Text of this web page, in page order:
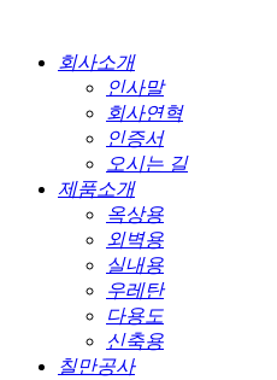
회사소개
인사말
회사연혁
인증서
오시는 길
제품소개
옥상용
외벽용
실내용
우레탄
다용도
신축용
칠만공사